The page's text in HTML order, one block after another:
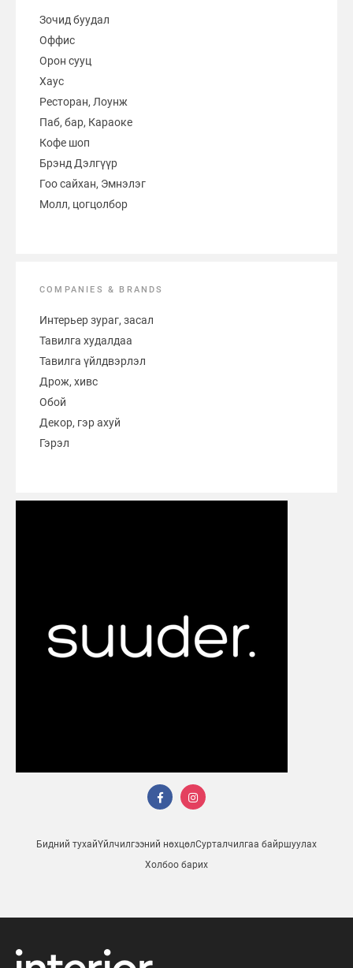
Зочид буудал
Оффис
Орон сууц
Хаус
Ресторан, Лоунж
Паб, бар, Караоке
Кофе шоп
Брэнд Дэлгүүр
Гоо сайхан, Эмнэлэг
Молл, цогцолбор
COMPANIES & BRANDS
Интерьер зураг, засал
Тавилга худалдаа
Тавилга үйлдвэрлэл
Дрож, хивс
Обой
Декор, гэр ахуй
Гэрэл
Бидний тухайҮйлчилгээний нөхцөлСурталчилгаа байршуулах
Холбоо барих